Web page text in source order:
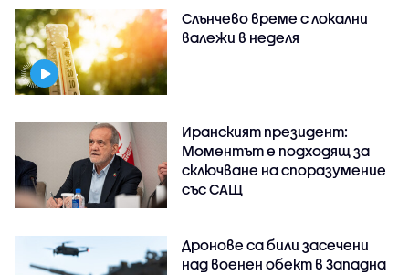
Слънчево време с локални
валежи в неделя
Иранският президент:
Моментът е подходящ за
сключване на споразумение
със САЩ
Дронове са били засечени
над военен обект в Западна